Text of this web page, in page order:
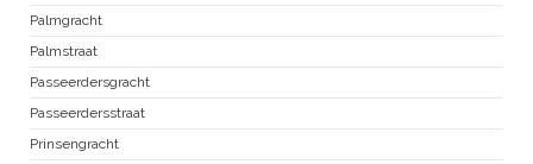
Palmgracht
Palmstraat
Passeerdersgracht
Passeerdersstraat
Prinsengracht